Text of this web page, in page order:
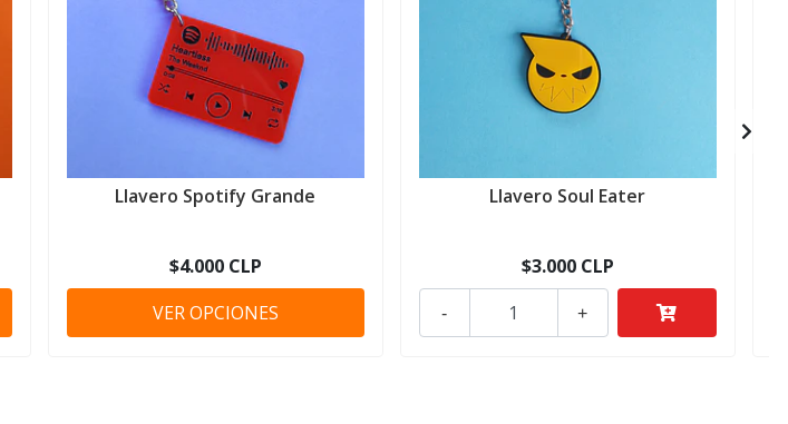
Llavero Spotify Grande
$4.000 CLP
VER OPCIONES
Llavero Soul Eater
$3.000 CLP
+
-